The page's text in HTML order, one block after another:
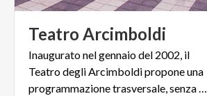
Teatro Arcimboldi
Inaugurato nel gennaio del 2002, il
Teatro degli Arcimboldi propone una
programmazione trasversale, senza preclusione di generi.